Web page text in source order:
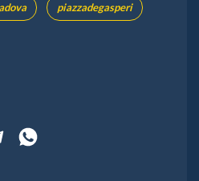
piazzadegasperi